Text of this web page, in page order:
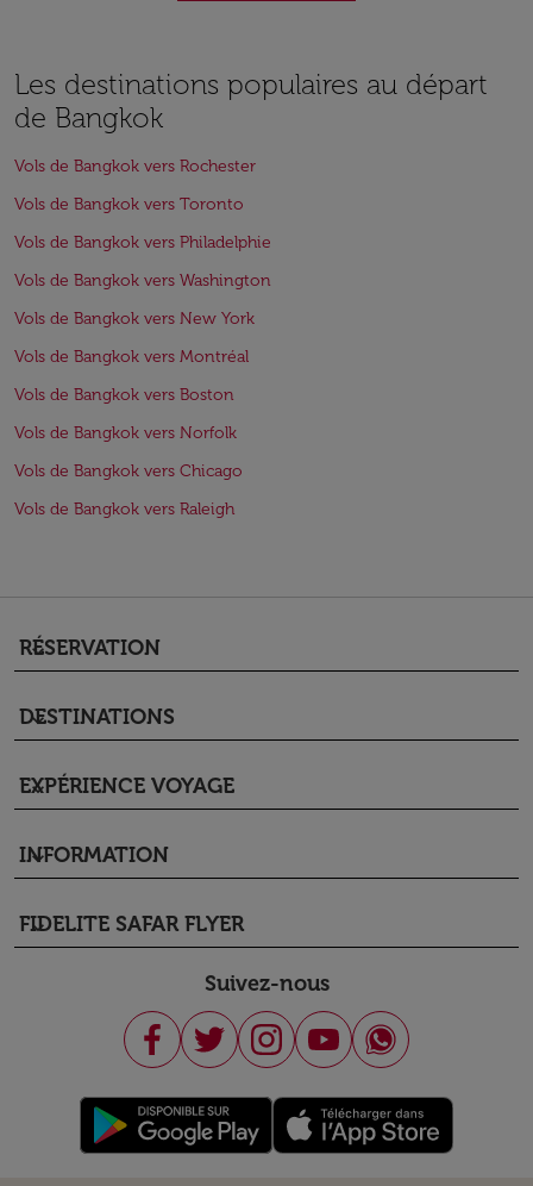
Les destinations populaires au départ
de Bangkok
Vols de Bangkok vers Rochester
Vols de Bangkok vers Toronto
Vols de Bangkok vers Philadelphie
Vols de Bangkok vers Washington
Vols de Bangkok vers New York
Vols de Bangkok vers Montréal
Vols de Bangkok vers Boston
Vols de Bangkok vers Norfolk
Vols de Bangkok vers Chicago
Vols de Bangkok vers Raleigh
RÉSERVATION
keyboard_arrow_down
DESTINATIONS
keyboard_arrow_down
EXPÉRIENCE VOYAGE
keyboard_arrow_down
INFORMATION
keyboard_arrow_down
FIDELITE SAFAR FLYER
keyboard_arrow_down
Suivez-nous